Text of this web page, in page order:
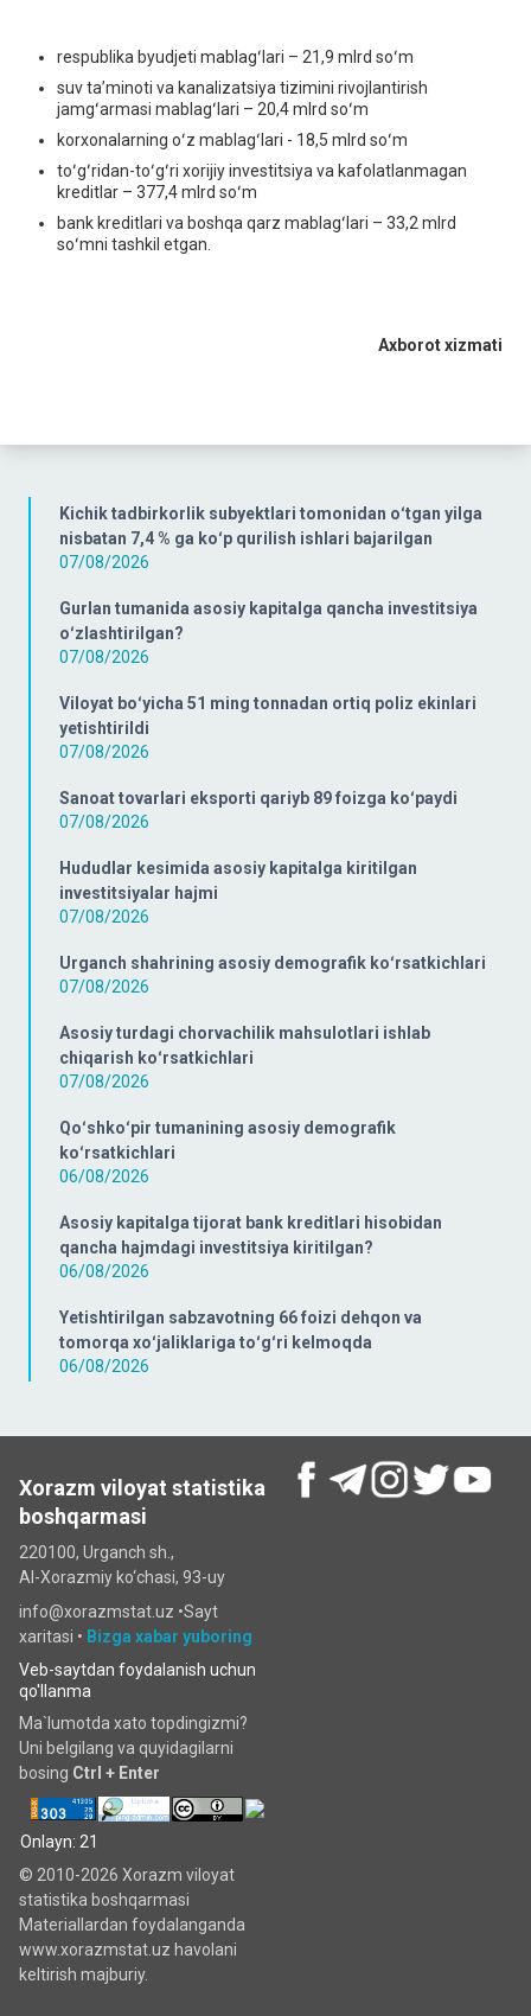
Kichik tadbirkorlik subyektlari tomonidan oʻtgan yilga
nisbatan 7,4 % ga koʻp qurilish ishlari bajarilgan
07/08/2026
Gurlan tumanida asosiy kapitalga qancha investitsiya
oʻzlashtirilgan?
07/08/2026
Viloyat boʻyicha 51 ming tonnadan ortiq poliz ekinlari
yetishtirildi
07/08/2026
Sanoat tovarlari eksporti qariyb 89 foizga koʻpaydi
07/08/2026
Hududlar kesimida asosiy kapitalga kiritilgan
investitsiyalar hajmi
07/08/2026
Urganch shahrining asosiy demografik koʻrsatkichlari
07/08/2026
Asosiy turdagi chorvachilik mahsulotlari ishlab
chiqarish koʻrsatkichlari
07/08/2026
Qoʻshkoʻpir tumanining asosiy demografik
koʻrsatkichlari
06/08/2026
Asosiy kapitalga tijorat bank kreditlari hisobidan
qancha hajmdagi investitsiya kiritilgan?
06/08/2026
Yetishtirilgan sabzavotning 66 foizi dehqon va
tomorqa xoʻjaliklariga toʻgʻri kelmoqda
06/08/2026
respublika byudjeti mablagʻlari – 21,9 mlrd soʻm
suv taʼminoti va kanalizatsiya tizimini rivojlantirish
jamgʻarmasi mablagʻlari – 20,4 mlrd soʻm
korxonalarning oʻz mablagʻlari - 18,5 mlrd soʻm
toʻgʻridan-toʻgʻri xorijiy investitsiya va kafolatlanmagan
kreditlar – 377,4 mlrd soʻm
bank kreditlari va boshqa qarz mablagʻlari – 33,2 mlrd
soʻmni tashkil etgan.
Axborot xizmati
Xorazm viloyat statistika
boshqarmasi
220100, Urganch sh.,
Al-Xorazmiy ko‘chаsi, 93-uy
info@xorazmstat.uz •Sayt
xaritasi • Bizga xabar yuboring
Veb-saytdan foydalanish uchun
qo'llanma
Ma`lumotda xato topdingizmi?
Uni belgilang va quyidagilarni
bosing Ctrl + Enter
Onlayn: 21
© 2010-2026 Xorazm viloyat
statistika boshqarmasi
Materiallardan foydalanganda
www.xorazmstat.uz havolani
keltirish majburiy.